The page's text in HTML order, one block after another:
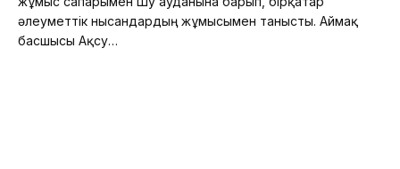
әлеуметтік нысандардың жұмысымен танысты. Аймақ
басшысы Ақсу…